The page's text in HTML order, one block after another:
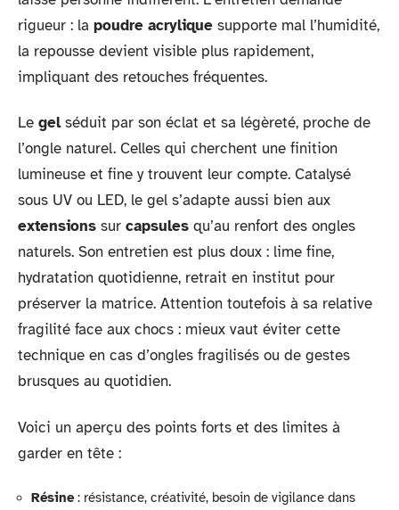
rigueur : la poudre acrylique supporte mal l’humidité,
la repousse devient visible plus rapidement,
impliquant des retouches fréquentes.
Le gelséduit par son éclat et sa légèreté, proche de
l’ongle naturel. Celles qui cherchent une finition
lumineuse et fine y trouvent leur compte. Catalysé
sous UV ou LED, le gel s’adapte aussi bien aux
extensions sur capsules qu’au renfort des ongles
naturels. Son entretien est plus doux : lime fine,
hydratation quotidienne, retrait en institut pour
préserver la matrice. Attention toutefois à sa relative
fragilité face aux chocs : mieux vaut éviter cette
technique en cas d’ongles fragilisés ou de gestes
brusques au quotidien.
Voici un aperçu des points forts et des limites à
garder en tête :
Résine: résistance, créativité, besoin de vigilance dans